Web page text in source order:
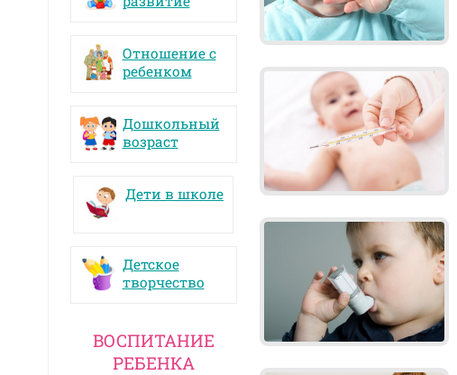
Отношение с
ребенком
Дошкольный
возраст
Дети в школе
Детское
творчество
ВОСПИТАНИЕ
РЕБЕНКА